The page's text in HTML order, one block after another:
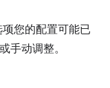
您的配置可能已
手动调整。